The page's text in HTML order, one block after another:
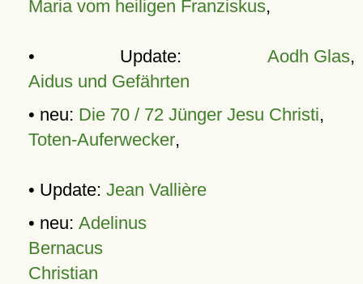
Maria vom heiligen Franziskus,
• Update: Aodh Glas,
Aidus und Gefährten
• neu: Die 70 / 72 Jünger Jesu Christi,
Toten-Auferwecker,
• Update: Jean Vallière
• neu: Adelinus
Bernacus
Christian